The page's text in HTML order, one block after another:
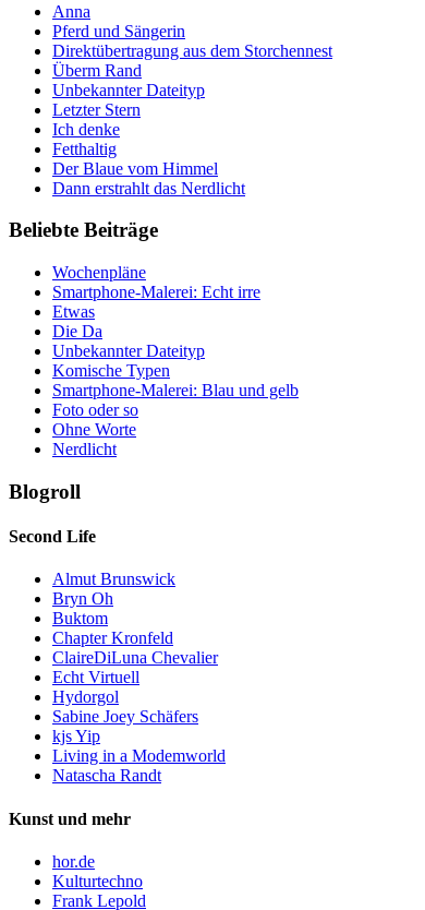
Anna
Pferd und Sängerin
Direktübertragung aus dem Storchennest
Überm Rand
Unbekannter Dateityp
Letzter Stern
Ich denke
Fetthaltig
Der Blaue vom Himmel
Dann erstrahlt das Nerdlicht
Beliebte Beiträge
Wochenpläne
Smartphone-Malerei: Echt irre
Etwas
Die Da
Unbekannter Dateityp
Komische Typen
Smartphone-Malerei: Blau und gelb
Foto oder so
Ohne Worte
Nerdlicht
Blogroll
Second Life
Almut Brunswick
Bryn Oh
Buktom
Chapter Kronfeld
ClaireDiLuna Chevalier
Echt Virtuell
Hydorgol
Sabine Joey Schäfers
kjs Yip
Living in a Modemworld
Natascha Randt
Kunst und mehr
hor.de
Kulturtechno
Frank Lepold